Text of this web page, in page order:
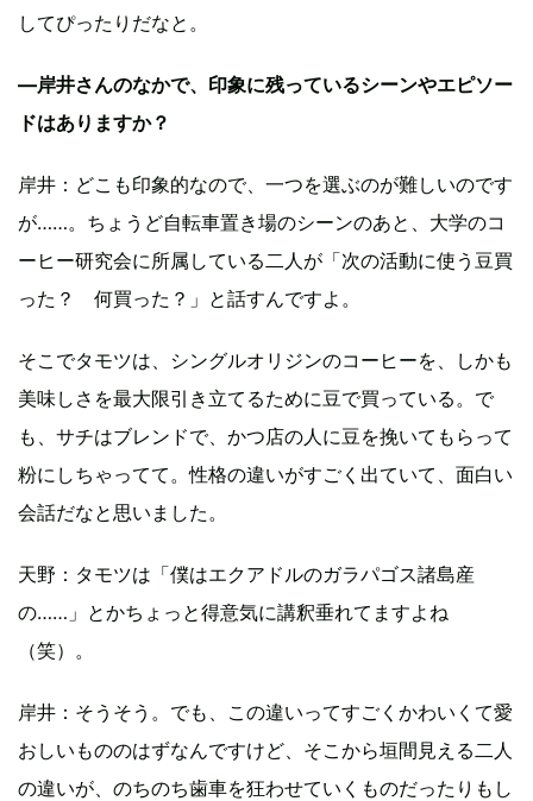
してぴったりだなと。
—岸井さんのなかで、印象に残っているシーンやエピソー
ドはありますか？
岸井：どこも印象的なので、一つを選ぶのが難しいのです
が……。ちょうど自転車置き場のシーンのあと、大学のコ
ーヒー研究会に所属している二人が「次の活動に使う豆買
った？ 何買った？」と話すんですよ。
そこでタモツは、シングルオリジンのコーヒーを、しかも
美味しさを最大限引き立てるために豆で買っている。で
も、サチはブレンドで、かつ店の人に豆を挽いてもらって
粉にしちゃってて。性格の違いがすごく出ていて、面白い
会話だなと思いました。
天野：タモツは「僕はエクアドルのガラパゴス諸島産
の……」とかちょっと得意気に講釈垂れてますよね
（笑）。
岸井：そうそう。でも、この違いってすごくかわいくて愛
おしいもののはずなんですけど、そこから垣間見える二人
の違いが、のちのち歯車を狂わせていくものだったりもし